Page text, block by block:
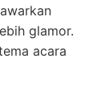
glamor.
acara